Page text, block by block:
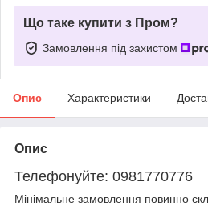
Що таке купити з Пром?
Замовлення під захистом
Опис Характеристики
Опис
Телефонуйте: 0981770776
Мінімальне замовлення повинно